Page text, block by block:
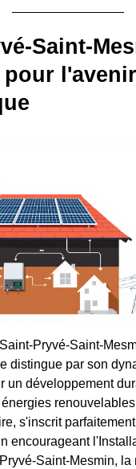
Saint-
pour l'avenir
Pryvé-Saint-
distingue par son
un développement
s'inscrit
encourageant
Saint-Mesmin, la